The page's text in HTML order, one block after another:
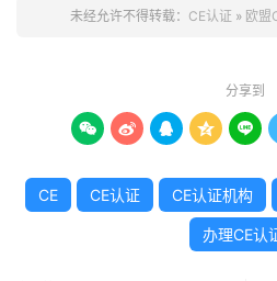
未经允许不得转载： CE认证 » 欧盟
分享到
    
CE CE认证 CE认证机构
办理CE认